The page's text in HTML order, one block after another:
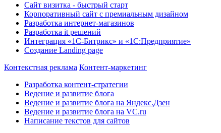
Сайт визитка - быстрый старт
Корпоративный сайт с премиальным дизайном
Разработка интернет-магазинов
Разработка it решений
Интеграция «1С-Битрикс» и «1С:Предприятие»
Создание Landing page
Контекстная реклама Контент-маркетинг
Разработка контент-стратегии
Ведение и развитие блога
Ведение и развитие блога на Яндекс.Дзен
Ведение и развитие блога на VC.ru
Написание текстов для сайтов